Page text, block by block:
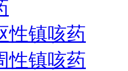
性镇咳药
性镇咳药